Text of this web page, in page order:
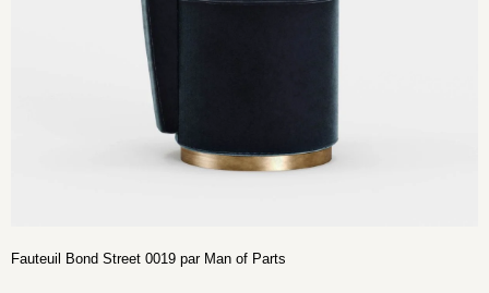
Fauteuil Bond Street 0019 par Man of Parts